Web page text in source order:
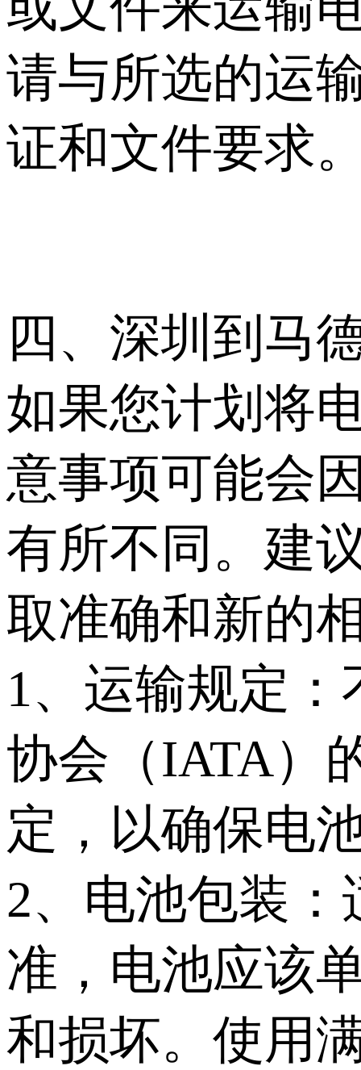
请与所选的运
证和文件要求
四、深圳到马
如果您计划将
意事项可能会
有所不同。建
取准确和新的
1、运输规定
协会（IATA）
定，以确保电
2、电池包装
准，电池应该
和损坏。使用